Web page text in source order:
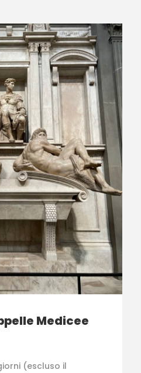
Medicee
(escluso il